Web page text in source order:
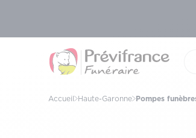
Accueil Haute-Garonne Pompes